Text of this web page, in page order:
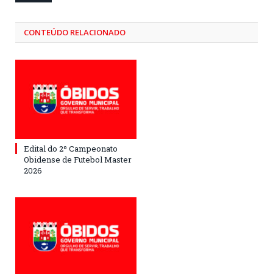
CONTEÚDO RELACIONADO
Edital do 2º Campeonato
Obidense de Futebol Master
2026